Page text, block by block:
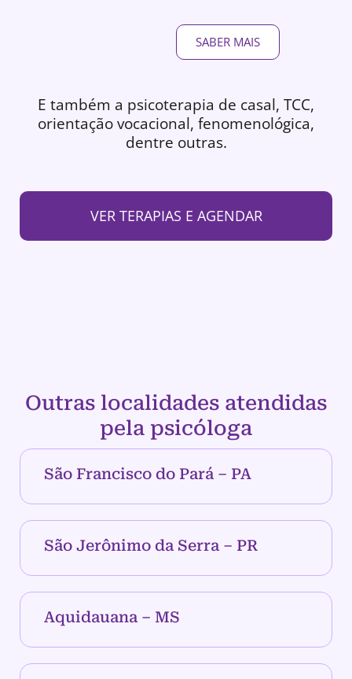
SABER MAIS
E também a psicoterapia de casal, TCC,
orientação vocacional, fenomenológica,
dentre outras.
VER TERAPIAS E AGENDAR
Outras localidades atendidas
pela psicóloga
São Francisco do Pará – PA
São Jerônimo da Serra – PR
Aquidauana – MS